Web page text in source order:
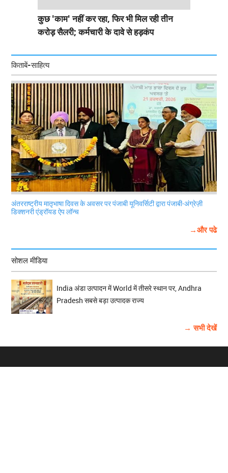
कुछ 'काम' नहीं कर रहा, फिर भी मिल रही तीन
करोड़ सैलरी; कर्मचारी के दावे से हड़कंप
किताबें-साहित्य
अंतरराष्ट्रीय मातृभाषा दिवस के अवसर पर पंजाबी यूनिवर्सिटी द्वारा पंजाबी-अंग्रेज़ी
डिक्शनरी एंड्रॉयड ऐप लॉन्च
→और पढे
सोशल मीडिया
India अंडा उत्पादन में World में तीसरे स्थान पर, Andhra
Pradesh सबसे बड़ा उत्पादक राज्य
→ सभी देखें